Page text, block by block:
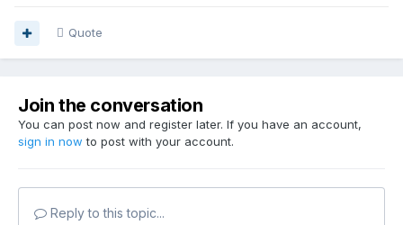
Quote
Join the conversation
You can post now and register later. If you have an account,
sign in now to post with your account.
Reply to this topic...